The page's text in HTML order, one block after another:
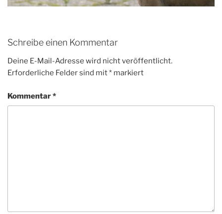
Schreibe einen Kommentar
Deine E-Mail-Adresse wird nicht veröffentlicht.
Erforderliche Felder sind mit* markiert
Kommentar*